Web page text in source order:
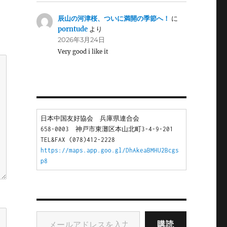
辰山の河津桜、ついに満開の季節へ！ に
porntude より
2026年3月24日
Very good i like it
日本中国友好協会　兵庫県連合会
658-0003　神戸市東灘区本山北町3-4-9-201
TEL&FAX (078)412-2228
https://maps.app.goo.gl/DhAkeaBMHU2Bcgs
p8
メールアドレスを入力...
購読